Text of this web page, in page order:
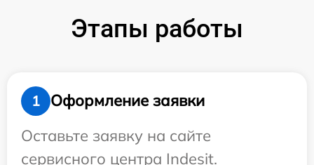
Этапы работы
1
Оформление заявки
Оставьте заявку на сайте
сервисного центра Indesit.